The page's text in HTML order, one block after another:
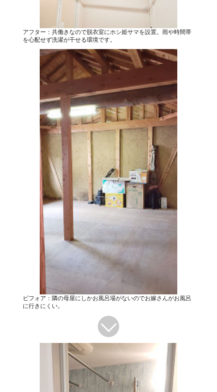
アフター：共働きなので脱衣室にホシ姫サマを設置。雨や時間帯
を心配せず洗濯が干せる環境です。
ビフォア：隣の母屋にしかお風呂場がないのでお嫁さんがお風呂
に行きにくい。